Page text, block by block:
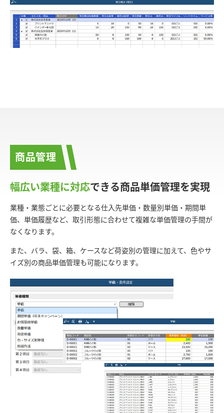
商品管理
幅広い業種に対応できる商品単価管理を実現
業種・業態ごとに必要となる仕入先単価・数量別単価・期間単
価、単価履歴など、取引形態に合わせて複雑な単価管理の手間が
なくなります。
また、バラ、袋、箱、ケースなど荷姿別の管理に加えて、色やサ
イズ別の商品単価管理も可能になります。